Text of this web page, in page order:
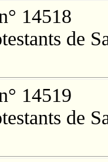
14518
de
14519
de